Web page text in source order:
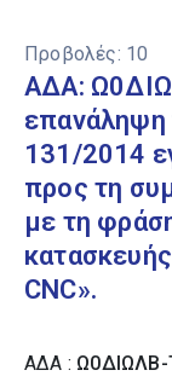
Προβολές: 10
ΑΔΑ:
επανάληψη
131/2014
προς τη
με τη
CNC».
ΑΔΑ :